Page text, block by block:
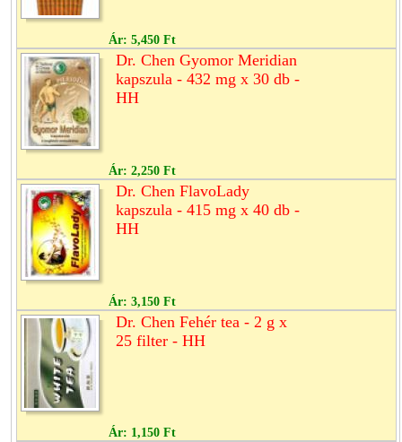
Ár: 5,450 Ft
Dr. Chen Gyomor Meridian
kapszula - 432 mg x 30 db -
HH
Ár: 2,250 Ft
Dr. Chen FlavoLady
kapszula - 415 mg x 40 db -
HH
Ár: 3,150 Ft
Dr. Chen Fehér tea - 2 g x
25 filter - HH
Ár: 1,150 Ft